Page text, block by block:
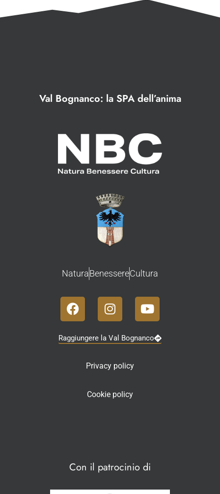
Val Bognanco: la SPA dell’anima
NaturaBenessereCultura
Raggiungere la Val Bognanco
Privacy policy
Cookie policy
Con il patrocinio di